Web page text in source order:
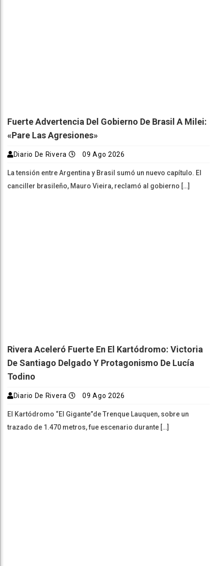
Fuerte Advertencia Del Gobierno De Brasil A Milei:
«Pare Las Agresiones»
Diario De Rivera 09 Ago 2026
La tensión entre Argentina y Brasil sumó un nuevo capítulo. El
canciller brasileño, Mauro Vieira, reclamó al gobierno […]
Rivera Aceleró Fuerte En El Kartódromo: Victoria
De Santiago Delgado Y Protagonismo De Lucía
Todino
Diario De Rivera 09 Ago 2026
El Kartódromo “El Gigante”de Trenque Lauquen, sobre un
trazado de 1.470 metros, fue escenario durante […]